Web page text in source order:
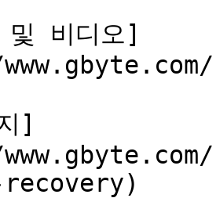
비디오]
]
recovery)